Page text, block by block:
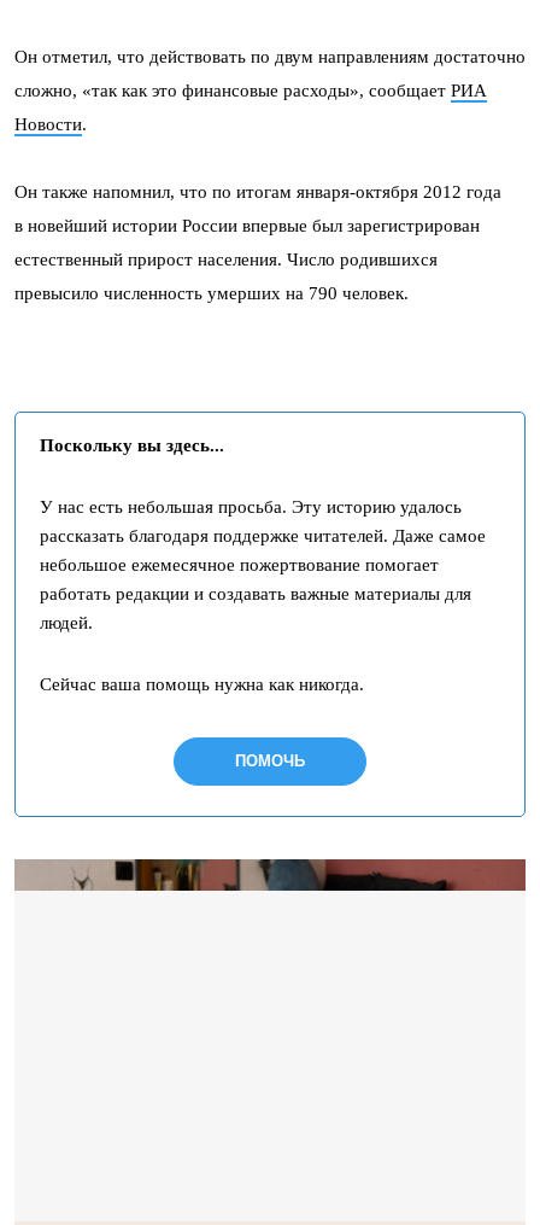
Он отметил, что действовать по двум направлениям достаточно
сложно, «так как это финансовые расходы», сообщает РИА
Новости.
Он также напомнил, что по итогам января-октября 2012 года
в новейший истории России впервые был зарегистрирован
естественный прирост населения. Число родившихся
превысило численность умерших на 790 человек.
Поскольку вы здесь...
У нас есть небольшая просьба. Эту историю удалось
рассказать благодаря поддержке читателей. Даже самое
небольшое ежемесячное пожертвование помогает
работать редакции и создавать важные материалы для
людей.
Сейчас ваша помощь нужна как никогда.
ПОМОЧЬ